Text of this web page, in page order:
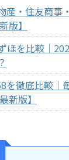
産・住友商事
版】
ほを比較｜
を徹底比較｜
新版】